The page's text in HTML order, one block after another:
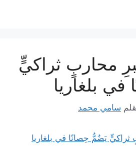
محاربٍ ثراكيٍّ
بلغاريا
سامي محمد